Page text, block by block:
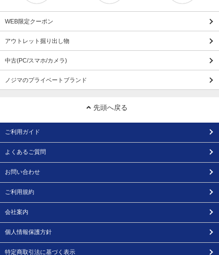
WEB限定クーポン
アウトレット掘り出し物
中古(PC/スマホ/カメラ)
ノジマのプライベートブランド
先頭へ戻る
ご利用ガイド
よくあるご質問
お問い合わせ
ご利用規約
会社案内
個人情報保護方針
特定商取引法に基づく表示